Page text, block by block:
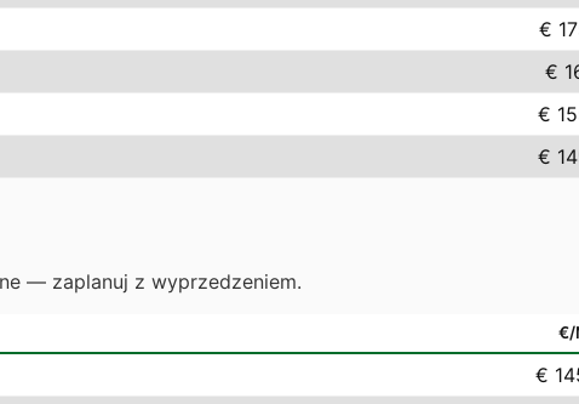
€
€
€
€
— zaplanuj z wyprzedzeniem.
€/
€